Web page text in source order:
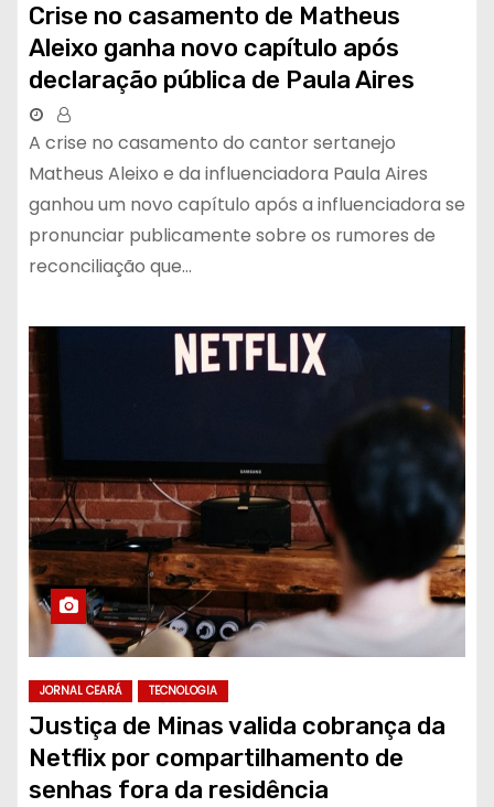
Crise no casamento de Matheus
Aleixo ganha novo capítulo após
declaração pública de Paula Aires
A crise no casamento do cantor sertanejo
Matheus Aleixo e da influenciadora Paula Aires
ganhou um novo capítulo após a influenciadora se
pronunciar publicamente sobre os rumores de
reconciliação que…
JORNAL CEARÁ TECNOLOGIA
Justiça de Minas valida cobrança da
Netflix por compartilhamento de
senhas fora da residência